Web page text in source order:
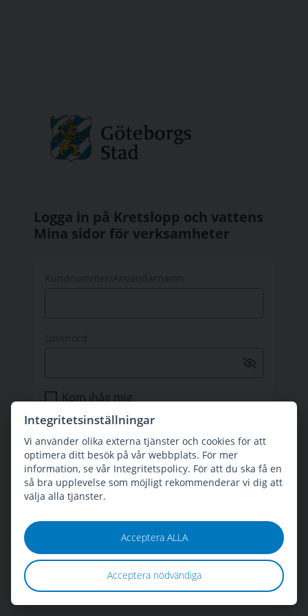
Logga in på Kretslopp och vattens
Mina sidor för verksamheter
Kom ihåg mig
Logga in
Ny kund eller har du glömt ditt
Integritetsinställningar
Vi använder olika externa tjänster och cookies för att
optimera ditt besök på vår webbplats. För mer
information, se vår Integritetspolicy. För att du ska få en
så bra upplevelse som möjligt rekommenderar vi dig att
välja alla tjänster.
Acceptera ALLA
Acceptera nödvändiga